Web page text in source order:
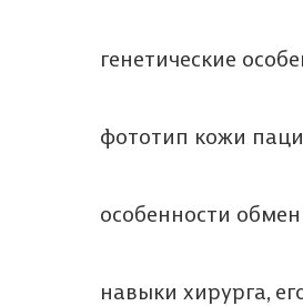
генетические
фототип кожи
особенности
навыки хирурга,